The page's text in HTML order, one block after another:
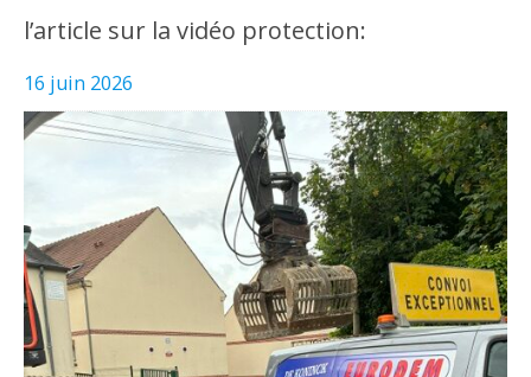
l’article sur la vidéo protection:
16 juin 2026